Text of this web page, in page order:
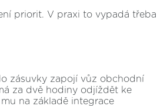
priorit. V praxi to vypadá třeba
zásuvky zapojí vůz obchodní
za dvě hodiny odjíždět ke
na základě integrace